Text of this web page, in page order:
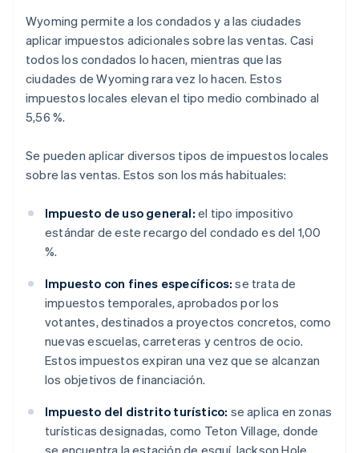
Wyoming permite a los condados y a las ciudades
aplicar impuestos adicionales sobre las ventas. Casi
todos los condados lo hacen, mientras que las
ciudades de Wyoming rara vez lo hacen. Estos
impuestos locales elevan el tipo medio combinado al
5,56 %.
Se pueden aplicar diversos tipos de impuestos locales
sobre las ventas. Estos son los más habituales:
Impuesto de uso general: el tipo impositivo
estándar de este recargo del condado es del 1,00
%.
Impuesto con fines específicos: se trata de
impuestos temporales, aprobados por los
votantes, destinados a proyectos concretos, como
nuevas escuelas, carreteras y centros de ocio.
Estos impuestos expiran una vez que se alcanzan
los objetivos de financiación.
Impuesto del distrito turístico: se aplica en zonas
turísticas designadas, como Teton Village, donde